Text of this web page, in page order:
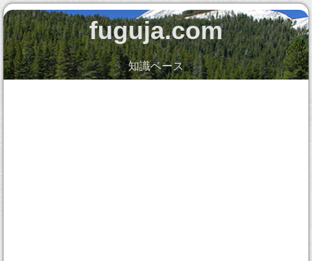
fuguja.com
知識ベース